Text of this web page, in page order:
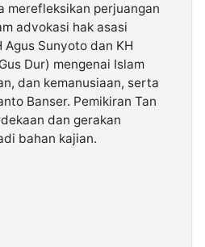
merefleksikan perjuangan
advokasi hak asasi
Agus Sunyoto dan KH
Dur) mengenai Islam
dan kemanusiaan, serta
Banser. Pemikiran Tan
dan gerakan
bahan kajian.